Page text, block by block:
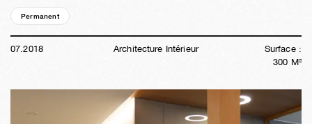
Permanent
07.2018 Architecture Intérieur
Surface :
300 M²